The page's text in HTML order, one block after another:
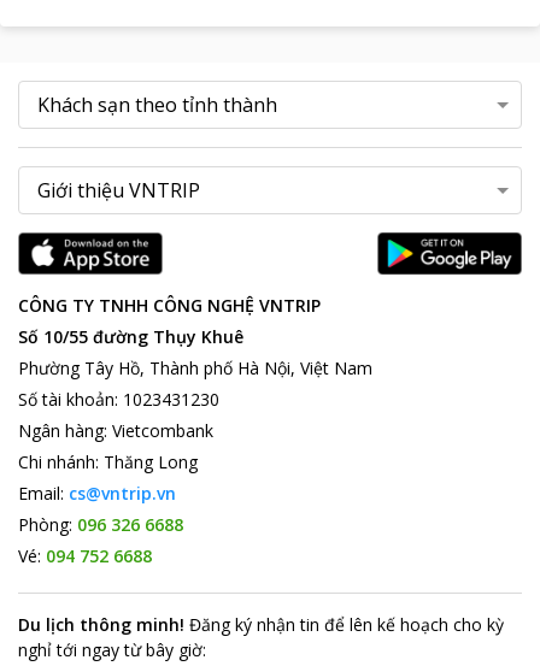
CÔNG TY TNHH CÔNG NGHỆ VNTRIP
Số 10/55 đường Thụy Khuê
Phường Tây Hồ, Thành phố Hà Nội, Việt Nam
Số tài khoản: 1023431230
Ngân hàng: Vietcombank
Chi nhánh: Thăng Long
Email: cs@vntrip.vn
Phòng: 096 326 6688
Vé: 094 752 6688
Du lịch thông minh! Đăng ký nhận tin để lên kế hoạch cho kỳ
nghỉ tới ngay từ bây giờ: